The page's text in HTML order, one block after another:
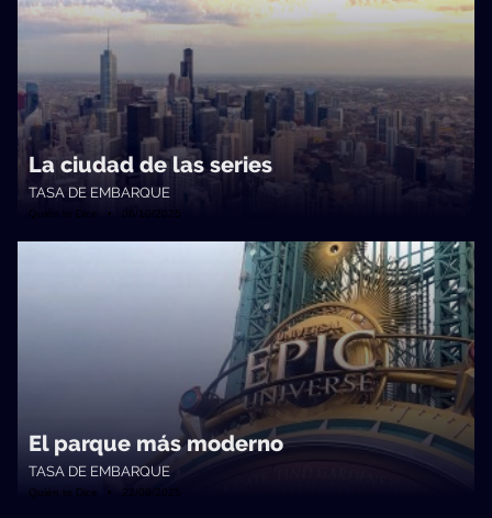
La ciudad de las series
TASA DE EMBARQUE
Quién te Dice • 06/10/2025
El parque más moderno
TASA DE EMBARQUE
Quién te Dice • 22/09/2025